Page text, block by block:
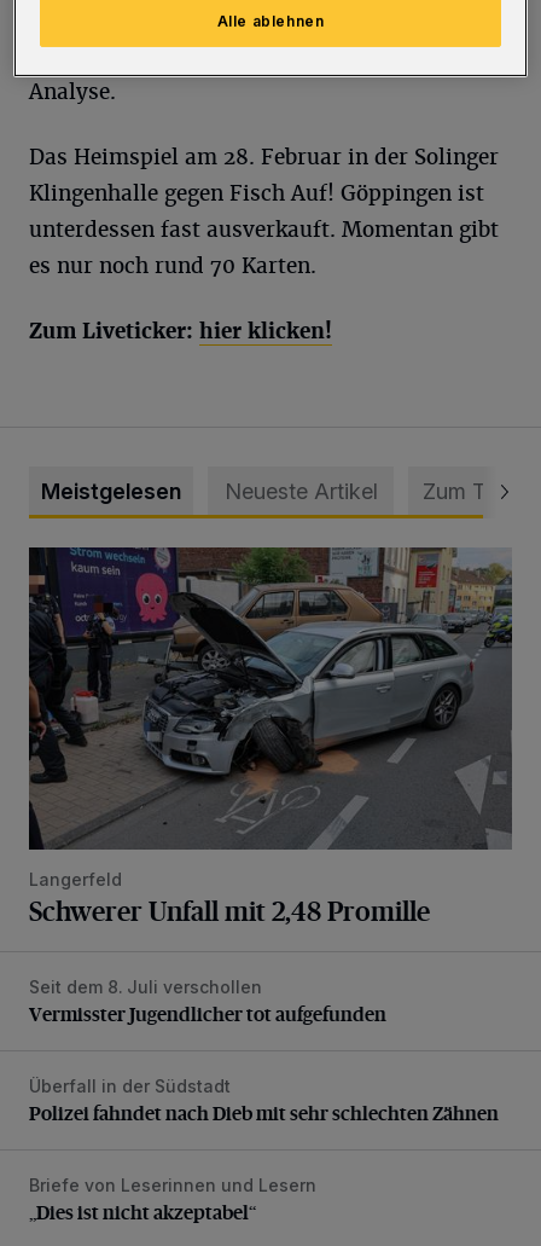
Gepäck nach Hause", so Rundschau-
Mitarbeiter Tore Trapp in seiner Liveticker-
Analyse.
Das Heimspiel am 28. Februar in der Solinger
Klingenhalle gegen Fisch Auf! Göppingen ist
unterdessen fast ausverkauft. Momentan gibt
es nur noch rund 70 Karten.
Zum Liveticker: hier klicken!
Meistgelesen Neueste Artikel Zum Thema
Schwerer Unfall mit 2,48 Promille
Langerfeld
Schwerer Unfall mit 2,48 Promille
Vermisster Jugendlicher tot aufgefunden
Seit dem 8. Juli verschollen
Vermisster Jugendlicher tot aufgefunden
Polizei fahndet nach Dieb mit sehr schlechten Zähnen
Überfall in der Südstadt
Polizei fahndet nach Dieb mit sehr schlechten Zähnen
„Dies ist nicht akzeptabel“
Briefe von Leserinnen und Lesern
„Dies ist nicht akzeptabel“
Alle ablehnen